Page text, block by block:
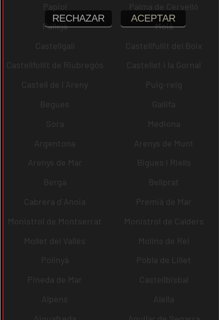
Papiol
Palma de Cervelló
Pallejà
Moià
Castellgalí
Castellfullit del Boix
Castellfollit de Riubregós
Castellet i la Gornal
Castell de l´Areny
Puig-reig
Begues
Gallifa
Sora
Mediona
Argentona
Arenys de Munt
Arenys de Mar
Bigues i Riells
Berga
Bellprat
Cabrera d´Anoia
Premià de Mar
Monistrol de Montserrat
Monistrol de Calders
Mollet del Vallès
Molins de Rei
Polinyà
Pobla de Lillet
Pineda de Mar
Castellbisbal
Alpens
Alella
RECHAZAR ACEPTAR